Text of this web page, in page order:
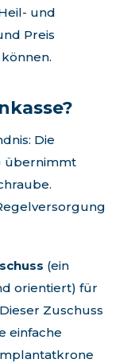
und
Preis
Die
übernimmt
(ein
orientiert) für
Zuschuss
einfache